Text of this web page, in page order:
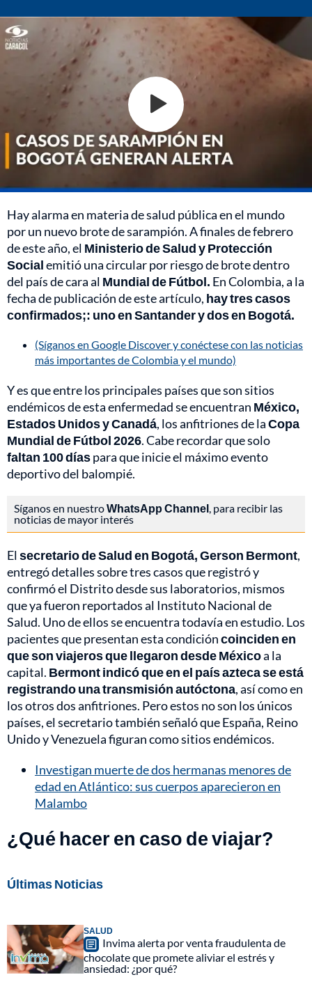
Hay alarma en materia de salud pública en el mundo
por un nuevo brote de sarampión. A finales de febrero
de este año, el Ministerio de Salud y Protección
Socialemitió una circular por riesgo de brote dentro
del país de cara al Mundial de Fútbol. En Colombia, a la
fecha de publicación de este artículo, hay tres casos
confirmados;: uno en Santander y dos en Bogotá.
(Síganos en Google Discover y conéctese con las noticias
más importantes de Colombia y el mundo)
Y es que entre los principales países que son sitios
endémicos de esta enfermedad se encuentran México,
Estados Unidos y Canadá, los anfitriones de laCopa
Mundial de Fútbol 2026. Cabe recordar que solo
faltan 100 díaspara que inicie el máximo evento
deportivo del balompié.
Síganos en nuestroWhatsApp Channel , para recibir las
noticias de mayor interés
Elsecretario de Salud en Bogotá, Gerson Bermont,
entregó detalles sobre tres casos que registró y
confirmó el Distrito desde sus laboratorios, mismos
que ya fueron reportados al Instituto Nacional de
Salud. Uno de ellos se encuentra todavía en estudio. Los
pacientes que presentan esta condicióncoinciden en
que son viajeros que llegaron desde Méxicoa la
capital. Bermont indicó que en el país azteca se está
registrando una transmisión autóctona, así como en
los otros dos anfitriones. Pero estos no son los únicos
países, el secretario también señaló que España, Reino
Unido y Venezuela figuran como sitios endémicos.
Investigan muerte de dos hermanas menores de
edad en Atlántico: sus cuerpos aparecieron en
Malambo
¿Qué hacer en caso de viajar?
Últimas Noticias
SALUD
Invima alerta por venta fraudulenta de
chocolate que promete aliviar el estrés y
ansiedad: ¿por qué?